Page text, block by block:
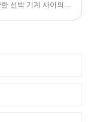
선박 기계 사이의
기적인 성능을 추구